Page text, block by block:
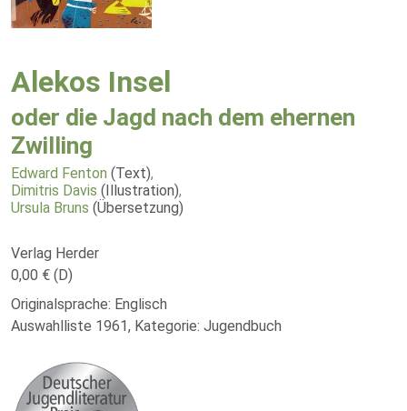
Alekos Insel
oder die Jagd nach dem ehernen
Zwilling
Edward Fenton (Text),
Dimitris Davis (Illustration),
Ursula Bruns (Übersetzung)
Verlag Herder
0,00 € (D)
Originalsprache: Englisch
Auswahlliste 1961, Kategorie: Jugendbuch